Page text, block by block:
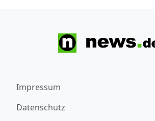
Impressum
Datenschutz